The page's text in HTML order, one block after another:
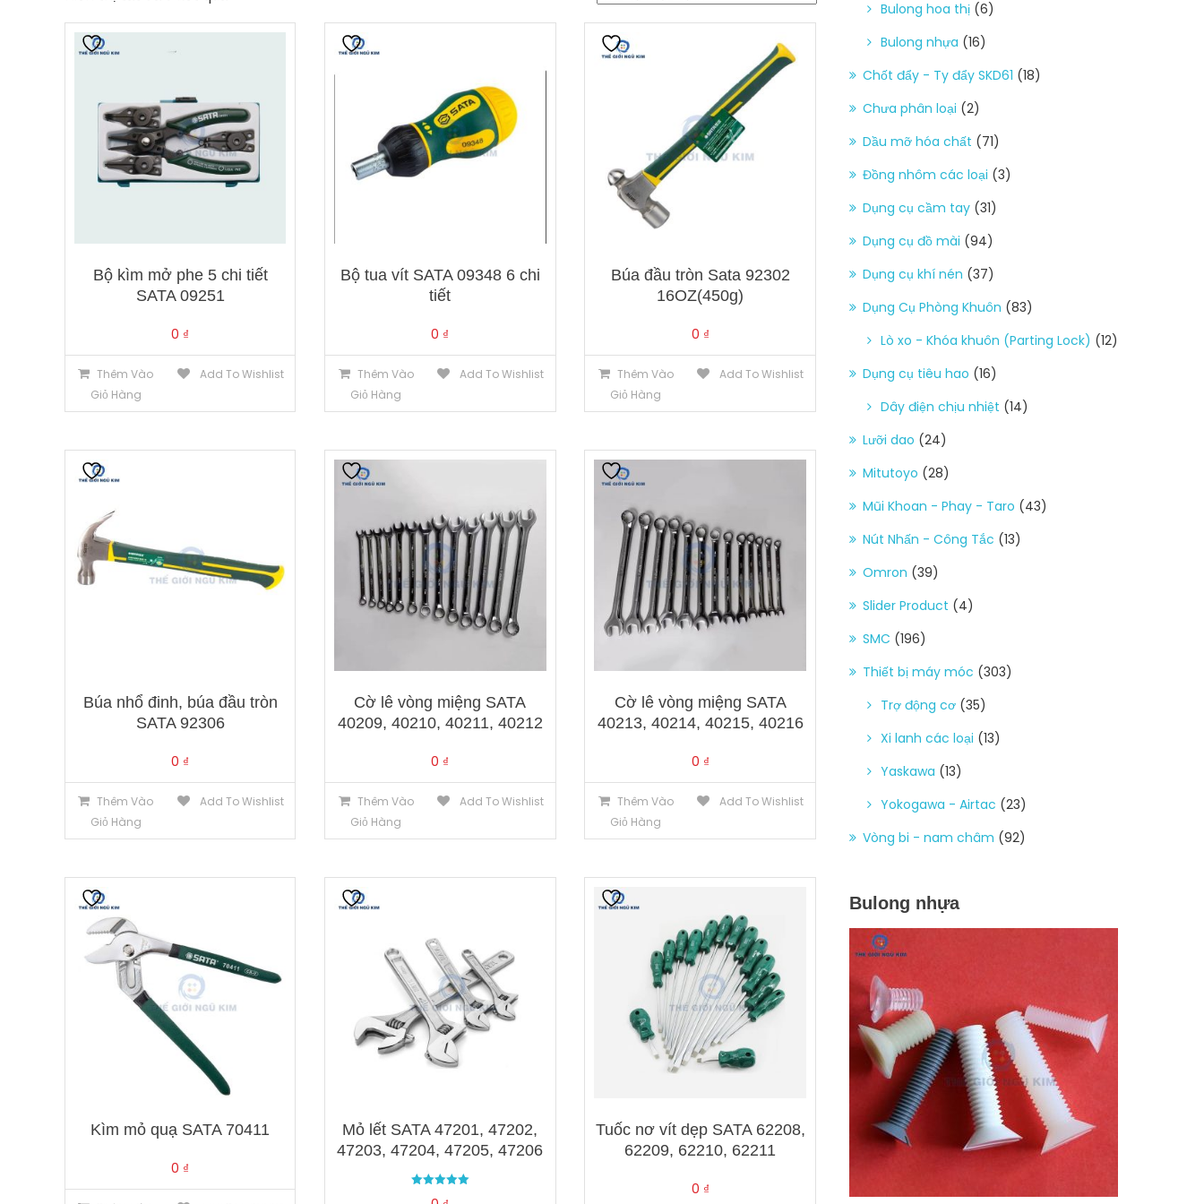
Bộ kìm mở phe 5 chi tiết
SATA 09251
0 ₫
Thêm Vào
Giỏ Hàng
Add To Wishlist
Bộ tua vít SATA 09348 6 chi
tiết
0 ₫
Thêm Vào
Giỏ Hàng
Add To Wishlist
Búa đầu tròn Sata 92302
16OZ(450g)
0 ₫
Thêm Vào
Giỏ Hàng
Add To Wishlist
Búa nhổ đinh, búa đầu tròn
SATA 92306
0 ₫
Thêm Vào
Giỏ Hàng
Add To Wishlist
Cờ lê vòng miệng SATA
40209, 40210, 40211, 40212
0 ₫
Thêm Vào
Giỏ Hàng
Add To Wishlist
Cờ lê vòng miệng SATA
40213, 40214, 40215, 40216
0 ₫
Thêm Vào
Giỏ Hàng
Add To Wishlist
Kìm mỏ quạ SATA 70411
0 ₫
Mỏ lết SATA 47201, 47202,
47203, 47204, 47205, 47206
Tuốc nơ vít dẹp SATA 62208,
62209, 62210, 62211
0 ₫
Bulong hoa thị (6)
Bulong nhựa (16)
Chốt đẩy - Ty đẩy SKD61 (18)
Chưa phân loại (2)
Dầu mỡ hóa chất (71)
Đồng nhôm các loại (3)
Dụng cụ cầm tay (31)
Dụng cụ đồ mài (94)
Dụng cụ khí nén (37)
Dụng Cụ Phòng Khuôn (83)
Lò xo - Khóa khuôn (Parting Lock) (12)
Dụng cụ tiêu hao (16)
Dây điện chịu nhiệt (14)
Lưỡi dao (24)
Mitutoyo (28)
Mũi Khoan - Phay - Taro (43)
Nút Nhấn - Công Tắc (13)
Omron (39)
Slider Product (4)
SMC (196)
Thiết bị máy móc (303)
Trợ động cơ (35)
Xi lanh các loại (13)
Yaskawa (13)
Yokogawa - Airtac (23)
Vòng bi - nam châm (92)
Bulong nhựa